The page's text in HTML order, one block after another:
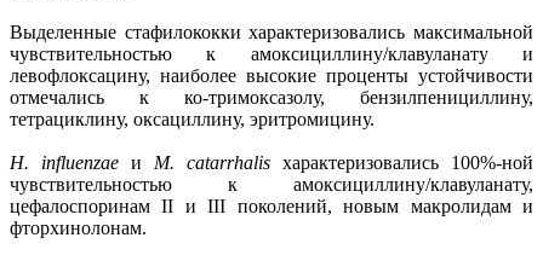
Выделенные стафилококки характеризовались максимальной
чувствительностью к амоксициллину/клавуланату и
левофлоксацину, наиболее высокие проценты устойчивости
отмечались к ко-тримоксазолу, бензилпенициллину,
тетрациклину, оксациллину, эритромицину.
H. influenzae и M. catarrhalis характеризовались 100%-ной
чувствительностью к амоксициллину/клавуланату,
цефалоспоринам II и III поколений, новым макролидам и
фторхинолонам.